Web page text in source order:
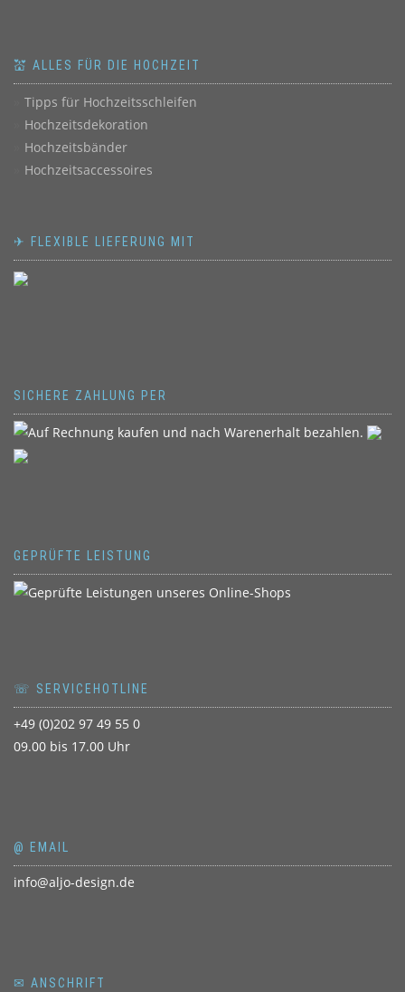
💒 ALLES FÜR DIE HOCHZEIT
Tipps für Hochzeitsschleifen
Hochzeitsdekoration
Hochzeitsbänder
Hochzeitsaccessoires
✈ FLEXIBLE LIEFERUNG MIT
SICHERE ZAHLUNG PER
GEPRÜFTE LEISTUNG
☏ SERVICEHOTLINE
+49 (0)202 97 49 55 0
09.00 bis 17.00 Uhr
@ EMAIL
info@aljo-design.de
✉ ANSCHRIFT